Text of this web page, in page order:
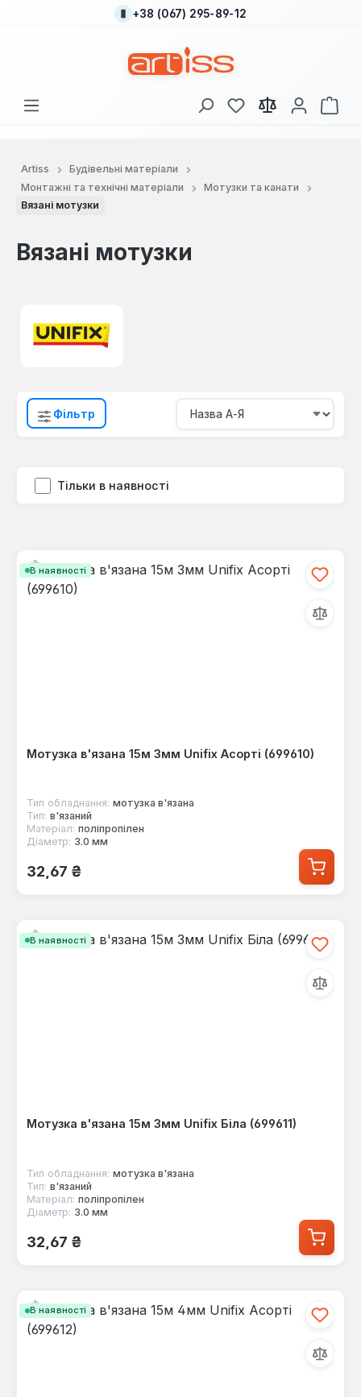
Перейти до основного вмісту
+38 (067) 295-89-12
У вас є 0 у списку
Artiss
Будівельні матеріали
Монтажні та технічні матеріали
Мотузки та канати
Вязані мотузки
Вязані мотузки
Фільтр
Тільки в наявності
В наявності
Мотузка в'язана 15м 3мм Unifix Асорті (699610)
Тип обладнання: мотузка в'язана
Тип: в'язаний
Матеріал: поліпропілен
Діаметр: 3.0 мм
Звичайна ціна:
32,67 ₴
В наявності
Мотузка в'язана 15м 3мм Unifix Біла (699611)
Тип обладнання: мотузка в'язана
Тип: в'язаний
Матеріал: поліпропілен
Діаметр: 3.0 мм
Звичайна ціна:
32,67 ₴
В наявності